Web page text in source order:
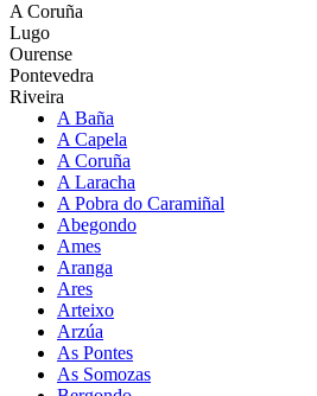
A Coruña
Lugo
Ourense
Pontevedra
Riveira
A Baña
A Capela
A Coruña
A Laracha
A Pobra do Caramiñal
Abegondo
Ames
Aranga
Ares
Arteixo
Arzúa
As Pontes
As Somozas